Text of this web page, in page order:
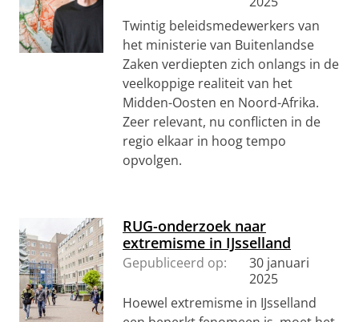
Twintig beleidsmedewerkers van
het ministerie van Buitenlandse
Zaken verdiepten zich onlangs in de
veelkoppige realiteit van het
Midden-Oosten en Noord-Afrika.
Zeer relevant, nu conflicten in de
regio elkaar in hoog tempo
opvolgen.
RUG-onderzoek naar
extremisme in IJsselland
Gepubliceerd op:
30 januari
2025
Hoewel extremisme in IJsselland